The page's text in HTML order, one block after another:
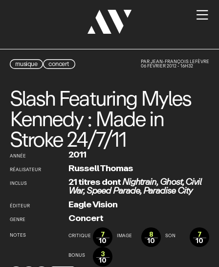

musique concert PARJEAN-FRANÇOIS LEFÈVRE
06 FÉVRIER 2012 - 16H32
Slash Featuring Myles
Kennedy : Made in
Stroke 24/7/11
ANNÉE 2011
RÉALISATEUR Russell Thomas
INCLUS 21 titres dontNightrain,Ghost,Civil
War,Speed Parade,Paradise City
ÉDITEUR Eagle Vision
GENRE Concert
NOTES CRITIQUE 7
10
IMAGE 8
10
SON 7
10
BONUS 3
10